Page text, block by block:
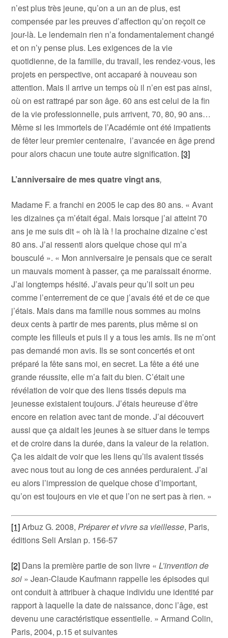
n’est plus très jeune, qu’on a un an de plus, est
compensée par les preuves d’affection qu’on reçoit ce
jour-là. Le lendemain rien n’a fondamentalement changé
et on n’y pense plus. Les exigences de la vie
quotidienne, de la famille, du travail, les rendez-vous, les
projets en perspective, ont accaparé à nouveau son
attention. Mais il arrive un temps où il n’en est pas ainsi,
où on est rattrapé par son âge. 60 ans est celui de la fin
de la vie professionnelle, puis arrivent, 70, 80, 90 ans…
Même si les immortels de l’Académie ont été impatients
de fêter leur premier centenaire, l’avancée en âge prend
pour alors chacun une toute autre signification. [3]
L’anniversaire de mes quatre vingt ans,
Madame F. a franchi en 2005 le cap des 80 ans. « Avant
les dizaines ça m’était égal. Mais lorsque j’ai atteint 70
ans je me suis dit « oh là là ! la prochaine dizaine c’est
80 ans. J’ai ressenti alors quelque chose qui m’a
bousculé ». « Mon anniversaire je pensais que ce serait
un mauvais moment à passer, ça me paraissait énorme.
J’ai longtemps hésité. J’avais peur qu’il soit un peu
comme l’enterrement de ce que j’avais été et de ce que
j’étais. Mais dans ma famille nous sommes au moins
deux cents à partir de mes parents, plus même si on
compte les filleuls et puis il y a tous les amis. Ils ne m’ont
pas demandé mon avis. Ils se sont concertés et ont
préparé la fête sans moi, en secret. La fête a été une
grande réussite, elle m’a fait du bien. C’était une
révélation de voir que des liens tissés depuis ma
jeunesse existaient toujours. J’étais heureuse d’être
encore en relation avec tant de monde. J’ai découvert
aussi que ça aidait les jeunes à se situer dans le temps
et de croire dans la durée, dans la valeur de la relation.
Ça les aidait de voir que les liens qu’ils avaient tissés
avec nous tout au long de ces années perduraient. J’ai
eu alors l’impression de quelque chose d’important,
qu’on est toujours en vie et que l’on ne sert pas à rien. »
[1]Arbuz G. 2008,Préparer et vivre sa vieillesse, Paris,
éditions Seli Arslan p. 156-57
[2] Dans la première partie de son livre «L’invention de
soi » Jean-Claude Kaufmann rappelle les épisodes qui
ont conduit à attribuer à chaque individu une identité par
rapport à laquelle la date de naissance, donc l’âge, est
devenu une caractéristique essentielle. » Armand Colin,
Paris, 2004, p.15 et suivantes